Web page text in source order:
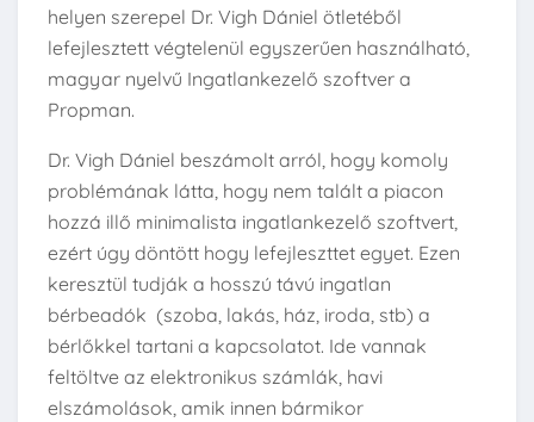
helyen szerepel Dr. Vigh Dániel ötletéből
lefejlesztett végtelenül egyszerűen használható,
magyar nyelvű Ingatlankezelő szoftver a
Propman.
Dr. Vigh Dániel beszámolt arról, hogy komoly
problémának látta, hogy nem talált a piacon
hozzá illő minimalista ingatlankezelő szoftvert,
ezért úgy döntött hogy lefejleszttet egyet. Ezen
keresztül tudják a hosszú távú ingatlan
bérbeadók (szoba, lakás, ház, iroda, stb) a
bérlőkkel tartani a kapcsolatot. Ide vannak
feltöltve az elektronikus számlák, havi
elszámolások, amik innen bármikor